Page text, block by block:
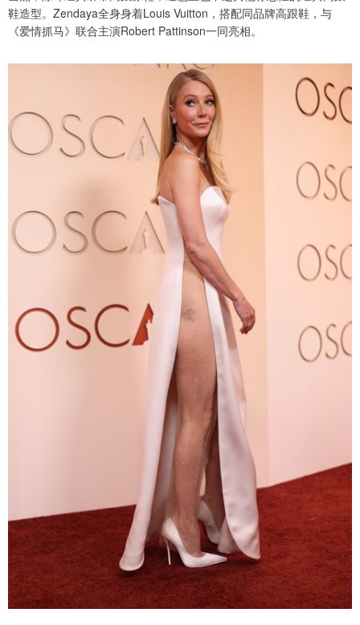
鞋造型。Zendaya全身身着Louis Vuitton，搭配同品牌高跟鞋，与
《爱情抓马》联合主演Robert Pattinson一同亮相。